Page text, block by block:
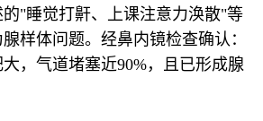
"睡觉打鼾、上课注意力涣散"等
样体问题。经鼻内镜检查确认：
，气道堵塞近90%，且已形成腺